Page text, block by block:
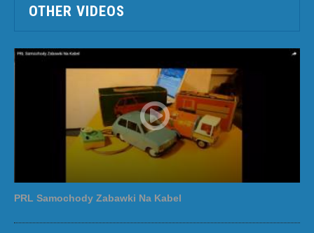
OTHER VIDEOS
PRL Samochody Zabawki Na Kabel